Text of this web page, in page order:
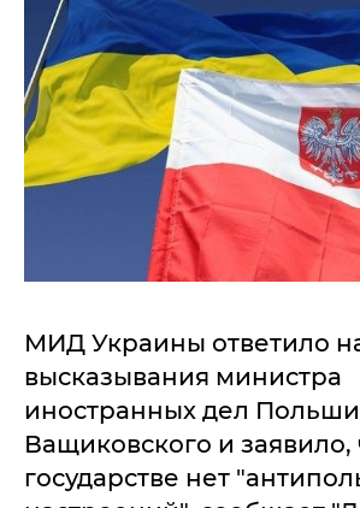
МИД Украины ответило
высказывания министра
иностранных дел
Ващиковского и
государстве нет